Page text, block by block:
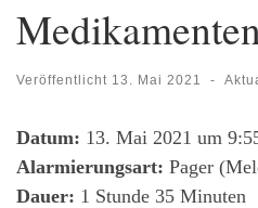
Veröffentlicht 13. Mai 2021 -
Datum: 13. Mai 2021 um
Alarmierungsart: Pager
Dauer: 1 Stunde 35 Minuten